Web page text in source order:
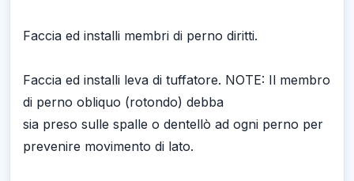
Faccia ed installi membri di perno diritti.
Faccia ed installi leva di tuffatore. NOTE: Il membro
di perno obliquo (rotondo) debba
sia preso sulle spalle o dentellò ad ogni perno per
prevenire movimento di lato.